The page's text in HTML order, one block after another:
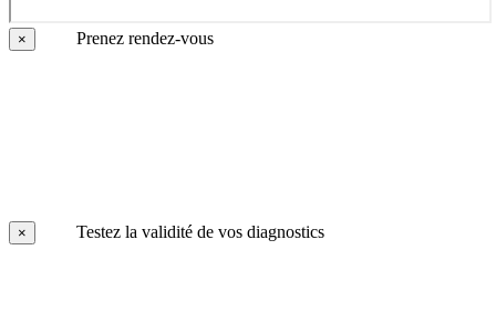
× Prenez rendez-vous
× Testez la validité de vos diagnostics